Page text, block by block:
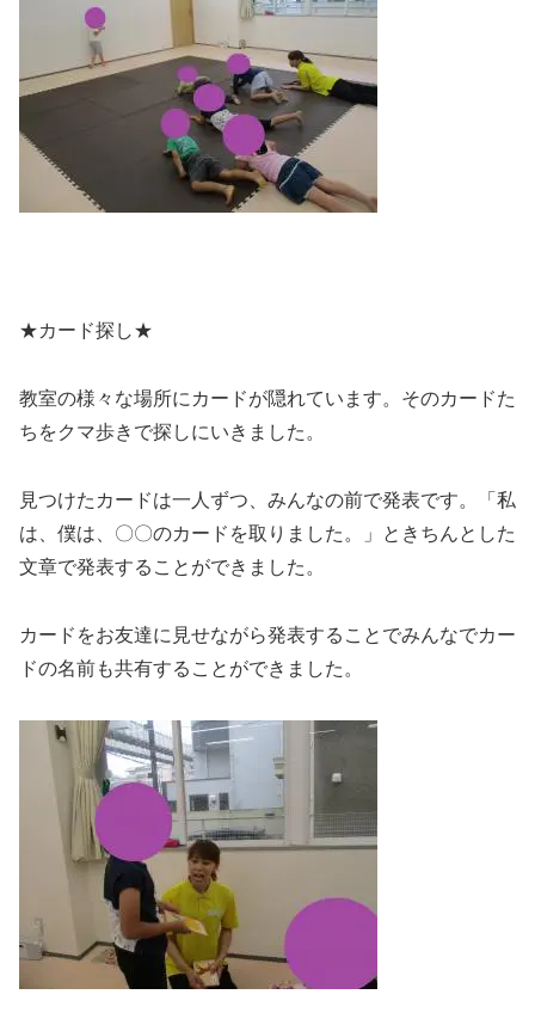
★カード探し★
教室の様々な場所にカードが隠れています。そのカードた
ちをクマ歩きで探しにいきました。
見つけたカードは一人ずつ、みんなの前で発表です。「私
は、僕は、〇〇のカードを取りました。」ときちんとした
文章で発表することができました。
カードをお友達に見せながら発表することでみんなでカー
ドの名前も共有することができました。